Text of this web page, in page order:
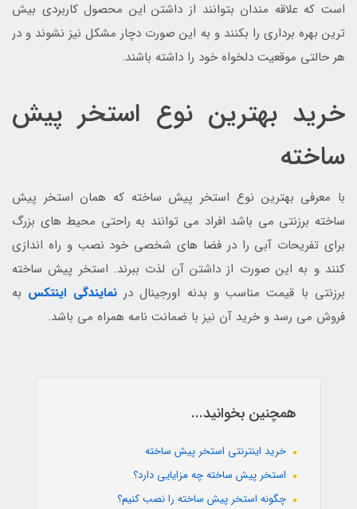
است که علاقه مندان بتوانند از داشتن این محصول کاربردی بیش
ترین بهره برداری را بکنند و به این صورت دچار مشکل نیز نشوند و در
هر حالتی موقعیت دلخواه خود را داشته باشند.
خرید بهترین نوع استخر پیش
ساخته
با معرفی بهترین نوع استخر پیش ساخته که همان استخر پیش
ساخته برزنتی می باشد افراد می توانند به راحتی محیط های بزرگ
برای تفریحات آبی را در فضا های شخصی خود نصب و راه اندازی
کنند و به این صورت از داشتن آن لذت ببرند. استخر پیش ساخته
برزنتی با قیمت مناسب و بدنه اورجینال درنمایندگی اینتکس به
فروش می رسد و خرید آن نیز با ضمانت نامه همراه می باشد.
همچنین بخوانید...
خرید اینترنتی استخر پیش ساخته
استخر پیش ساخته چه مزایایی دارد؟
چگونه استخر پیش ساخته را نصب کنیم؟